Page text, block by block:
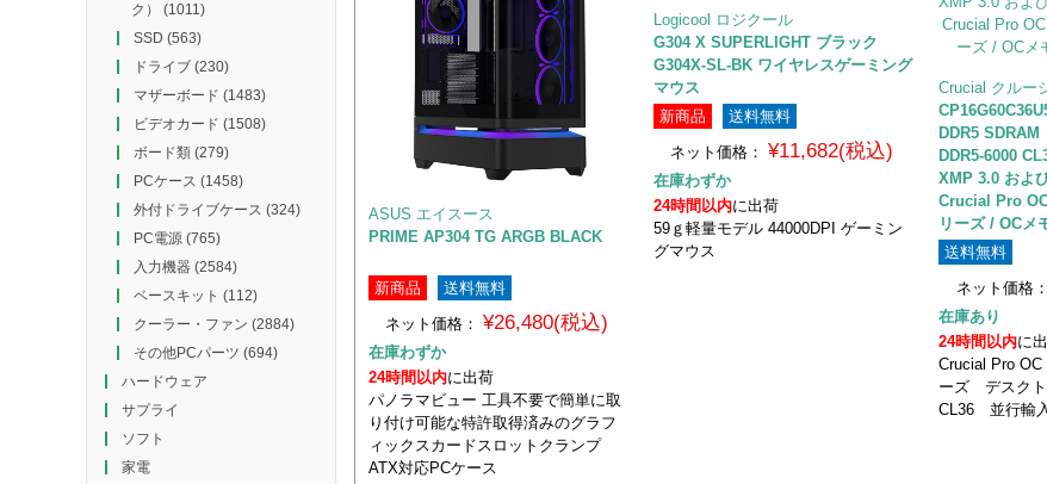
ク）
(1011)
SSD (563)
ドライブ(230)
マザーボード (1483)
ビデオカード (1508)
ボード類(279)
PCケース (1458)
外付ドライブケース (324)
PC電源(765)
入力機器(2584)
ベースキット (112)
クーラー・ファン (2884)
その他PCパーツ (694)
ハードウェア
サプライ
ソフト
家電
ASUS エイスース
PRIME AP304 TG ARGB BLACK
新商品
送料無料
ネット価格：
¥26,480(税込)
在庫わずか
24時間以内に出荷
パノラマビュー 工具不要で簡単に取
り付け可能な特許取得済みのグラフ
ィックスカードスロットクランプ
ATX対応PCケース
Logicool ロジクール
G304 X SUPERLIGHT ブラック
G304X-SL-BK ワイヤレスゲーミング
マウス
新商品
送料無料
ネット価格：
¥11,682(税込)
在庫わずか
24時間以内に出荷
59ｇ軽量モデル 44000DPI ゲーミン
グマウス
Crucial クルー
DDR5
DDR5-6000
XMP 3.0 およ
Crucial Pro
リーズ / OCメ
送料無料
ネット価格：
在庫あり
24時間以内に
Crucial Pro OC
ーズ デスク
CL36 並行輸